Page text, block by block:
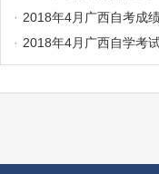
· 2018年4月广西自考成
· 2018年4月广西自学考